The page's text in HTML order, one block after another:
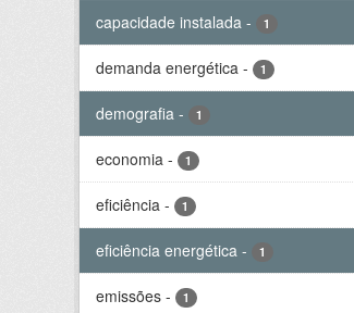
capacidade instalada - 1
demanda energética - 1
demografia - 1
economia - 1
eficiência - 1
eficiência energética - 1
emissões - 1